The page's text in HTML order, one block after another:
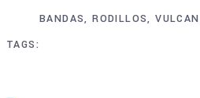
TAGS
BANDAS, RODILLOS,